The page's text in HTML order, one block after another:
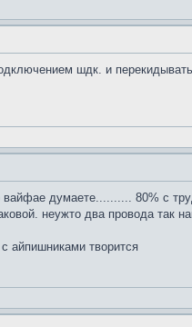
шдк. и
думаете.......... 80% с
неужто два провода так
айпишниками творится